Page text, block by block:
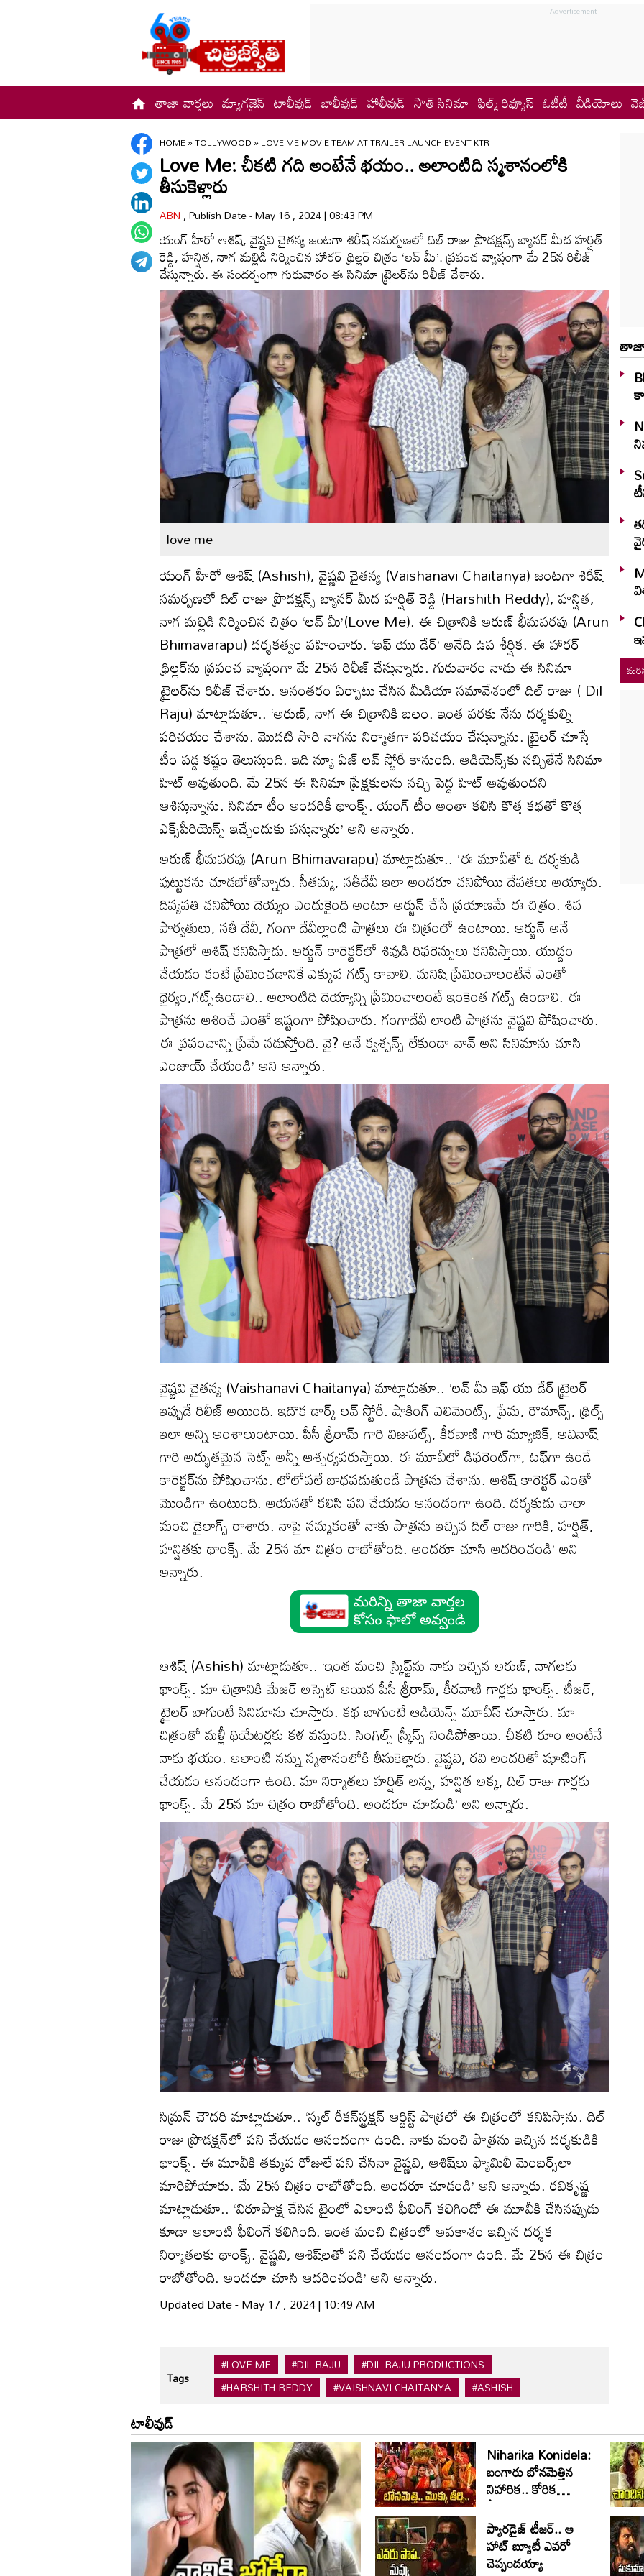
తాజా వార్తలు మ్యాగజైన్ టాలీవుడ్ బాలీవుడ్ హాలీవుడ్ సౌత్ సినిమా ఫిల్మ్ రివ్యూస్ ఓటీటీ వీడియోలు
HOME»TOLLYWOOD»LOVE ME MOVIE TEAM AT TRAILER LAUNCH EVENT KTR
Love Me: చీకటి గ‌ది అంటేనే భయం.. అలాంటిది స్మశానంలోకి
తీసుకెళ్లారు
ABN, Publish Date - May 16 , 2024 | 08:43 PM
యంగ్ హీరో ఆశిష్, వైష్ణవి చైతన్య జంట‌గా శిరీష్ సమర్పణలో దిల్ రాజు ప్రొడక్షన్స్ బ్యానర్ మీద హర్షిత్
రెడ్డి, హన్షిత, నాగ మల్లిడి నిర్మించిన హారర్ థ్రిల్లర్‌ చిత్రం ‘లవ్ మీ’. ప్రపంచ వ్యాప్తంగా మే 25న రిలీజ్
చేస్తున్నారు. ఈ సంద‌ర్భంగా గురువారం ఈ సినిమా ట్రైలర్‌ను రిలీజ్ చేశారు.
love me
యంగ్ హీరో ఆశిష్ (Ashish), వైష్ణవి చైతన్య (Vaishanavi Chaitanya) జంట‌గా శిరీష్
సమర్పణలో దిల్ రాజు ప్రొడక్షన్స్ బ్యానర్ మీద హర్షిత్ రెడ్డి (Harshith Reddy), హన్షిత,
నాగ మల్లిడి నిర్మించిన చిత్రం ‘లవ్ మీ’(Love Me). ఈ చిత్రానికి అరుణ్ భీమవరపు (Arun
Bhimavarapu) దర్శకత్వం వహించారు. ‘ఇఫ్ యు డేర్’ అనేది ఉప శీర్షిక. ఈ హారర్
థ్రిల్లర్‌ను ప్రపంచ వ్యాప్తంగా మే 25న రిలీజ్ చేస్తున్నారు. గురువారం నాడు ఈ సినిమా
ట్రైలర్‌ను రిలీజ్ చేశారు. అనంతరం ఏర్పాటు చేసిన మీడియా సమావేశంలో దిల్ రాజు ( Dil
Raju) మాట్లాడుతూ.. ‘అరుణ్, నాగ ఈ చిత్రానికి బలం. ఇంత వరకు నేను దర్శకుల్ని
పరిచయం చేశాను. మొదటి సారి నాగను నిర్మాతగా పరిచయం చేస్తున్నాను. ట్రైలర్ చూస్తే
టీం పడ్డ కష్టం తెలుస్తుంది. ఇది న్యూ ఏజ్ లవ్ స్టోరీ కానుంది. ఆడియెన్స్‌కు నచ్చితేనే సినిమా
హిట్ అవుతుంది. మే 25న ఈ సినిమా ప్రేక్షకులను నచ్చి పెద్ద హిట్ అవుతుందని
ఆశిస్తున్నాను. సినిమా టీం అందరికీ థాంక్స్. యంగ్ టీం అంతా కలిసి కొత్త కథతో కొత్త
ఎక్స్‌పీరియెన్స్ ఇచ్చేందుకు వస్తున్నారు’ అని అన్నారు.
అరుణ్ భీమవరపు (Arun Bhimavarapu) మాట్లాడుతూ.. ‘ఈ మూవీతో ఓ దర్శకుడి
పుట్టుకను చూడబోతోన్నారు. సీతమ్మ, సతీదేవీ ఇలా అందరూ చనిపోయి దేవతలు అయ్యారు.
దివ్యవతి చనిపోయి దెయ్యం ఎందుకైంది అంటూ అర్జున్ చేసే ప్రయాణమే ఈ చిత్రం. శివ
పార్వతులు, సతీ దేవీ, గంగా దేవీల్లాంటి పాత్రలు ఈ చిత్రంలో ఉంటాయి. ఆర్జున్ అనే
పాత్రలో ఆశిష్ కనిపిస్తాడు. అర్జున్ కారెక్టర్‌లో శివుడి రిఫరెన్సులు కనిపిస్తాయి. యుద్దం
చేయడం కంటే ప్రేమించడానికే ఎక్కువ గట్స్‌ కావాలి. మనిషి ప్రేమించాలంటేనే ఎంతో
ధైర్యం,గట్స్ఉండాలి.. అలాంటిది దెయ్యాన్ని ప్రేమించాలంటే ఇంకెంత గట్స్ ఉండాలి. ఈ
పాత్రను ఆశించే ఎంతో ఇష్టంగా పోషించారు. గంగాదేవీ లాంటి పాత్రను వైష్ణవి పోషించారు.
ఈ ప్రపంచాన్ని ప్రేమే నడుస్తోంది. వై? అనే క్వశ్చన్స్ లేకుండా వావ్ అని సినిమాను చూసి
ఎంజాయ్ చేయండి’ అని అన్నారు.
వైష్ణవి చైతన్య (Vaishanavi Chaitanya) మాట్లాడుతూ.. ‘లవ్ మీ ఇఫ్ యు డేర్ ట్రైలర్
ఇప్పుడే రిలీజ్ అయింది. ఇదొక డార్క్ లవ్ స్టోరీ. షాకింగ్ ఎలిమెంట్స్, ప్రేమ, రొమాన్స్, థ్రిల్స్
ఇలా అన్ని అంశాలుంటాయి. పీసీ శ్రీరామ్ గారి విజువల్స్, కీరవాణి గారి మ్యూజిక్, అవినాష్
గారి అద్భుతమైన సెట్స్ అన్నీ ఆశ్చర్యపరుస్తాయి. ఈ మూవీలో డిఫరెంట్‌గా, టఫ్‌గా ఉండే
కారెక్టర్‌ను పోషించాను. లోలోపలే బాధపడుతుండే పాత్రను చేశాను. ఆశిష్ కారెక్టర్ ఎంతో
మొండిగా ఉంటుంది. ఆయనతో కలిసి పని చేయడం ఆనందంగా ఉంది. దర్శకుడు చాలా
మంచి డైలాగ్స్ రాశారు. నాపై నమ్మకంతో నాకు పాత్రను ఇచ్చిన దిల్ రాజు గారికి, హర్షిత్,
హన్షితకు థాంక్స్. మే 25న మా చిత్రం రాబోతోంది. అందరూ చూసి ఆదరించండి’ అని
అన్నారు.
ఆశిష్ (Ashish) మాట్లాడుతూ.. ‘ఇంత మంచి స్క్రిప్ట్‌ను నాకు ఇచ్చిన అరుణ్, నాగలకు
థాంక్స్. మా చిత్రానికి మేజర్ అస్సెట్‌ అయిన పీసీ శ్రీరామ్, కీరవాణి గార్లకు థాంక్స్. టీజర్,
ట్రైలర్ బాగుంటే సినిమాను చూస్తారు. కథ బాగుంటే ఆడియెన్స్ మూవీస్ చూస్తారు. మా
చిత్రంతో మళ్లీ థియేటర్లకు కళ వస్తుంది. సింగిల్స్ స్క్రీన్స్ నిండిపోతాయి. చీకటి రూం అంటేనే
నాకు భయం. అలాంటి నన్ను స్మశానంలోకి తీసుకెళ్లారు. వైష్ణవి, రవి అందరితో షూటింగ్
చేయడం ఆనందంగా ఉంది. మా నిర్మాతలు హర్షిత్ అన్న, హన్షిత అక్క, దిల్ రాజు గార్లకు
థాంక్స్. మే 25న మా చిత్రం రాబోతోంది. అందరూ చూడండి’ అని అన్నారు.
సిమ్రన్ చౌదరి మాట్లాడుతూ.. ‘స్కల్ రీకన్‌స్ట్రక్షన్ ఆర్టిస్ట్ పాత్రలో ఈ చిత్రంలో కనిపిస్తాను. దిల్
రాజు ప్రొడక్షన్‌లో పని చేయడం ఆనందంగా ఉంది. నాకు మంచి పాత్రను ఇచ్చిన దర్శకుడికి
థాంక్స్. ఈ మూవీకి తక్కువ రోజులే పని చేసినా వైష్ణవి, ఆశిష్‌లు ఫ్యామిలీ మెంబర్స్‌‌‌లా
మారిపోయారు. మే 25న చిత్రం రాబోతోంది. అందరూ చూడండి’ అని అన్నారు. రవికృష్ణ
మాట్లాడుతూ.. ‘విరూపాక్ష చేసిన టైంలో ఎలాంటి ఫీలింగ్ కలిగిందో ఈ మూవీకి చేసినప్పుడు
కూడా అలాంటి ఫీలింగే కలిగింది. ఇంత మంచి చిత్రంలో అవకాశం ఇచ్చిన దర్శక
నిర్మాతలకు థాంక్స్. వైష్ణవి, ఆశిష్‌లతో పని చేయడం ఆనందంగా ఉంది. మే 25న ఈ చిత్రం
రాబోతోంది. అందరూ చూసి ఆదరించండి’ అని అన్నారు.
Updated Date - May 17 , 2024 | 10:49 AM
Tags
#LOVE ME #DIL RAJU
#DIL RAJU PRODUCTIONS
#HARSHITH REDDY
#VAISHNAVI CHAITANYA #ASHISH
తాజా
టాలీవుడ్
Niharika Konidela:
బంగారు బోనమెత్తిన
నిహారిక.. కోరిక
తీరిందంటూ..
ప్యారడైజ్ టీజర్.. ఆ
హాట్ బ్యూటీ ఎవరో
చెప్పండయ్యా